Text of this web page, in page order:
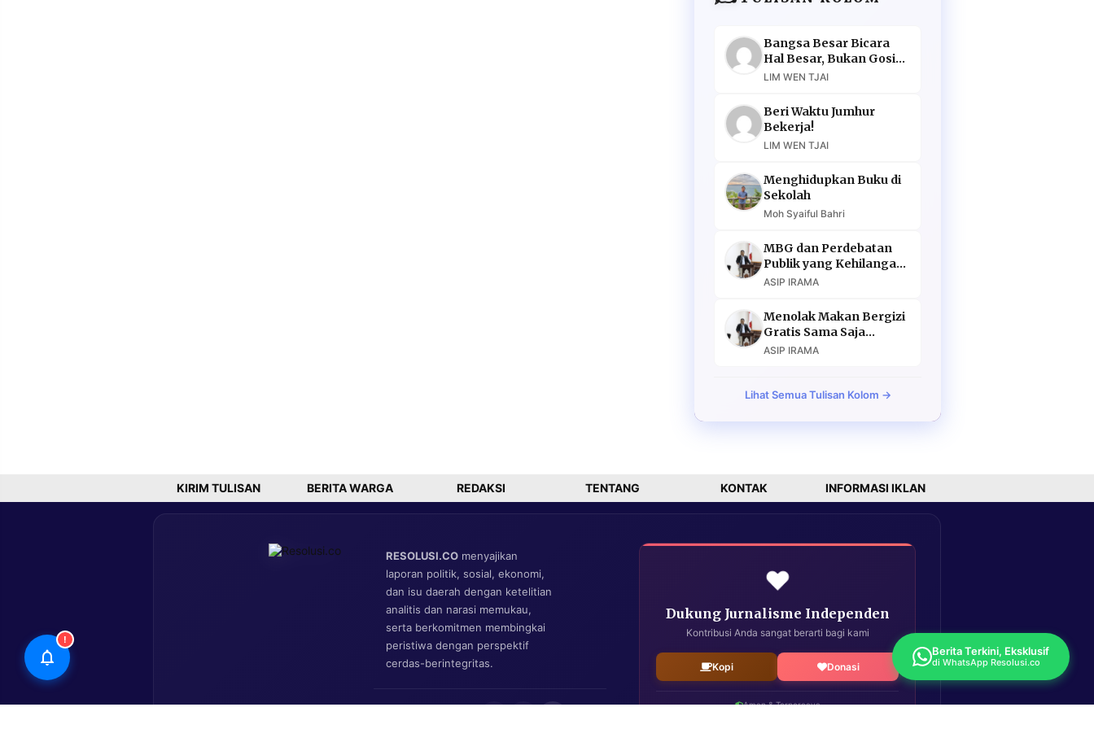
Bangsa Besar Bicara
Hal Besar, Bukan Gosip
Murahan
LIM WEN TJAI
Beri Waktu Jumhur
Bekerja!
LIM WEN TJAI
Menghidupkan Buku di
Sekolah
Moh Syaiful Bahri
MBG dan Perdebatan
Publik yang Kehilangan
Argumen
ASIP IRAMA
Menolak Makan Bergizi
Gratis Sama Saja
Menolak Masa Depan
ASIP IRAMA
Lihat Semua Tulisan Kolom →
KIRIM TULISAN BERITA WARGA REDAKSI TENTANG KONTAK INFORMASI IKLAN
RESOLUSI.CO menyajikan
laporan politik, sosial, ekonomi,
dan isu daerah dengan ketelitian
analitis dan narasi memukau,
serta berkomitmen membingkai
peristiwa dengan perspektif
cerdas-berintegritas.
❤️
Dukung Jurnalisme Independen
Kontribusi Anda sangat berarti bagi kami
Kopi Donasi
Aman & Terpercaya
!
Berita Terkini, Eksklusif
di WhatsApp Resolusi.co